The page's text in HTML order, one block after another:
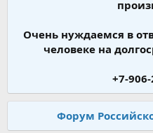
Очень нуждаемся в
человеке на
+7-
Форум